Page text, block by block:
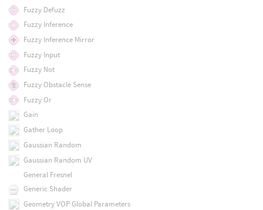
Fuzzy Defuzz
Fuzzy Inference
Fuzzy Inference Mirror
Fuzzy Input
Fuzzy Not
Fuzzy Obstacle Sense
Fuzzy Or
Gain
Gather Loop
Gaussian Random
Gaussian Random UV
General Fresnel
Generic Shader
Geometry VOP Global Parameters